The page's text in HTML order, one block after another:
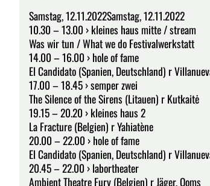
Samstag, 12.11.2022Samstag, 12.11.2022
10.30 – 13.00 › kleines haus mitte / stream
Was wir tun / What we do Festivalwerkstatt
14.00 – 16.00 › hole of fame
El Candidato (Spanien, Deutschland) r
17.00 – 18.45 › semper zwei
The Silence of the Sirens (Litauen) r Kutkaitė
19.15 – 20.20 › kleines haus 2
La Fracture (Belgien) r Yahiatène
20.00 – 22.00 › hole of fame
El Candidato (Spanien, Deutschland) r
20.45 – 22.00 › labortheater
Ambient Theatre Fury (Belgien) r Jäger, Ooms